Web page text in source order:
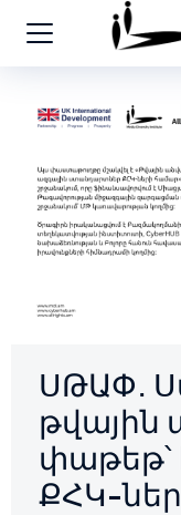
ՍԹԱՓ․
թվային
ՔՀԿ-